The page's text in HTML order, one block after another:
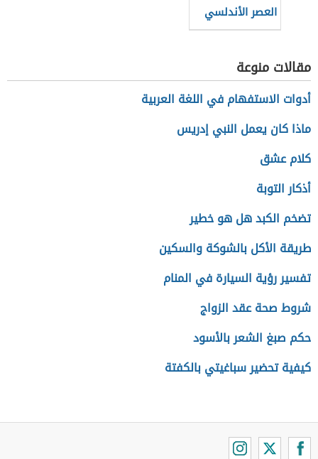
العصر الأندلسي
مقالات منوعة
أدوات الاستفهام في اللغة العربية
ماذا كان يعمل النبي إدريس
كلام عشق
أذكار التوبة
تضخم الكبد هل هو خطير
طريقة الأكل بالشوكة والسكين
تفسير رؤية السيارة في المنام
شروط صحة عقد الزواج
حكم صبغ الشعر بالأسود
كيفية تحضير سباغيتي بالكفتة